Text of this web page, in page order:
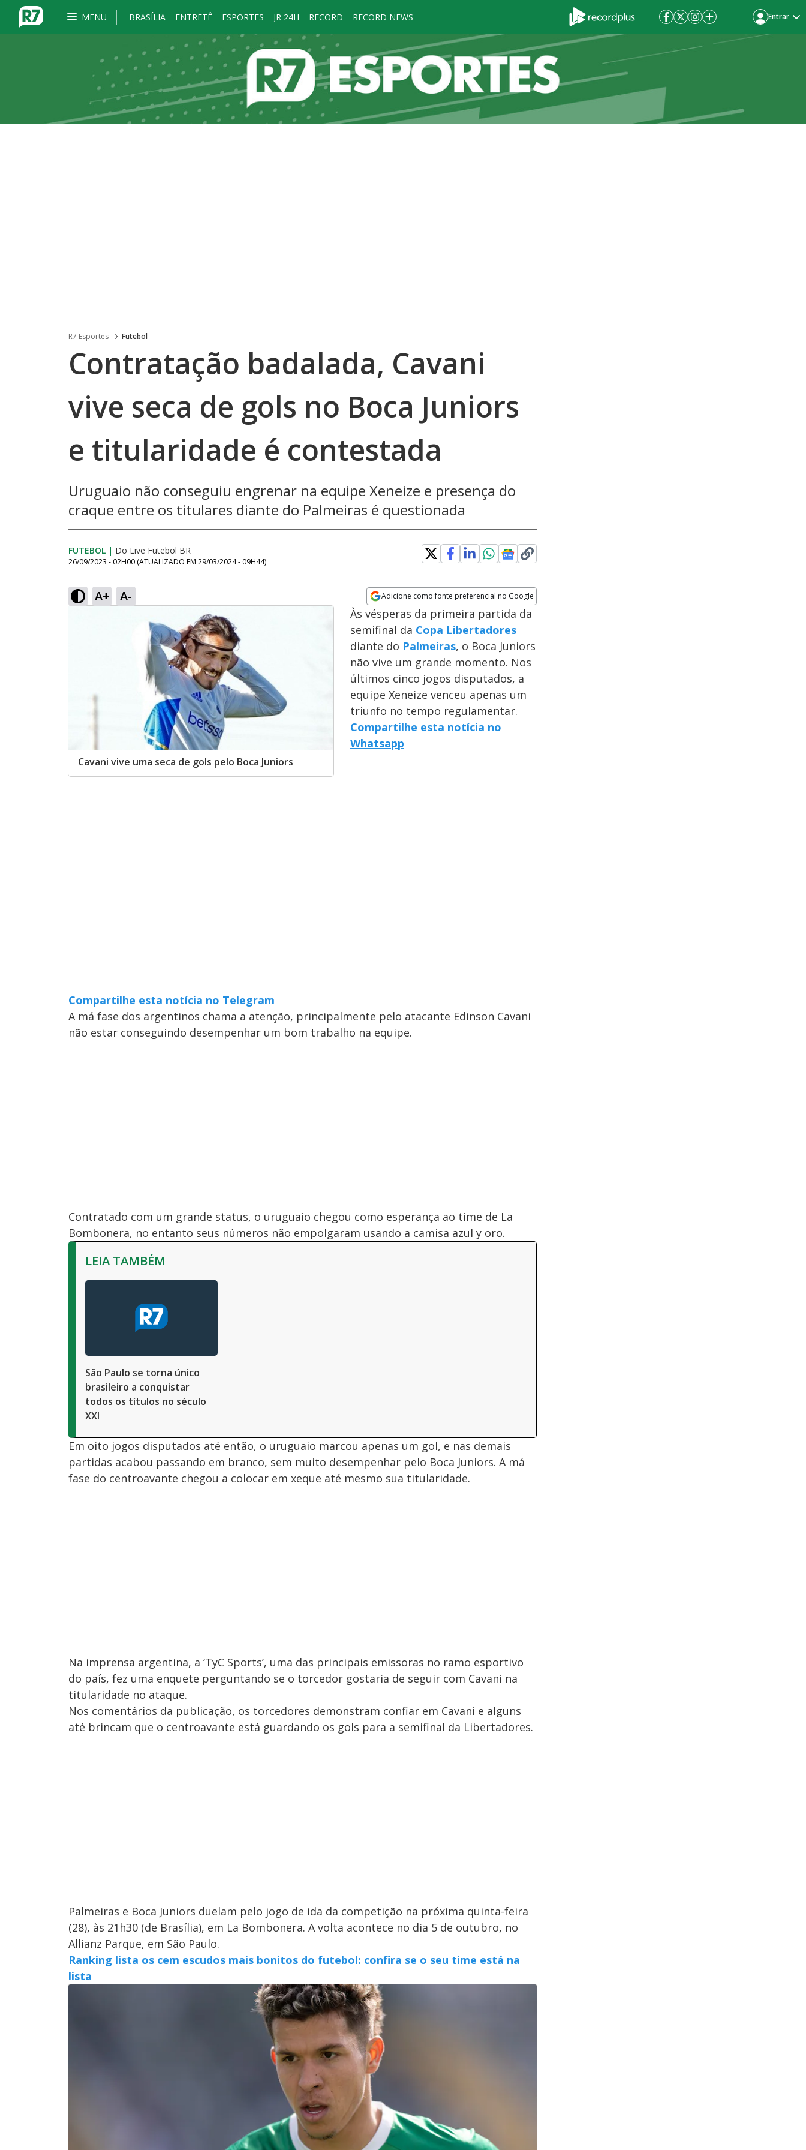
MENU BRASÍLIA ENTRETÊ ESPORTES JR 24H RECORD RECORD NEWS Entrar
R7 Esportes Futebol
Contratação badalada, Cavani
vive seca de gols no Boca Juniors
e titularidade é contestada
Uruguaio não conseguiu engrenar na equipe Xeneize e presença do
craque entre os titulares diante do Palmeiras é questionada
FUTEBOL | Do Live Futebol BR
26/09/2023 - 02H00 (ATUALIZADO EM 29/03/2024 - 09H44)
A+ A- Adicione como fonte preferencial no Google
Opens in new window
Cavani vive uma seca de gols pelo Boca Juniors
Às vésperas da primeira partida da
semifinal da Copa Libertadores
diante do Palmeiras, o Boca Juniors
não vive um grande momento. Nos
últimos cinco jogos disputados, a
equipe Xeneize venceu apenas um
triunfo no tempo regulamentar.
Compartilhe esta notícia no
Whatsapp
Compartilhe esta notícia no Telegram
A má fase dos argentinos chama a atenção, principalmente pelo atacante Edinson Cavani
não estar conseguindo desempenhar um bom trabalho na equipe.
Contratado com um grande status, o uruguaio chegou como esperança ao time de La
Bombonera, no entanto seus números não empolgaram usando a camisa azul y oro.
LEIA TAMBÉM
São Paulo se torna único
brasileiro a conquistar
todos os títulos no século
XXI
Em oito jogos disputados até então, o uruguaio marcou apenas um gol, e nas demais
partidas acabou passando em branco, sem muito desempenhar pelo Boca Juniors. A má
fase do centroavante chegou a colocar em xeque até mesmo sua titularidade.
Na imprensa argentina, a ‘TyC Sports’, uma das principais emissoras no ramo esportivo
do país, fez uma enquete perguntando se o torcedor gostaria de seguir com Cavani na
titularidade no ataque.
Nos comentários da publicação, os torcedores demonstram confiar em Cavani e alguns
até brincam que o centroavante está guardando os gols para a semifinal da Libertadores.
Palmeiras e Boca Juniors duelam pelo jogo de ida da competição na próxima quinta-feira
(28), às 21h30 (de Brasília), em La Bombonera. A volta acontece no dia 5 de outubro, no
Allianz Parque, em São Paulo.
Ranking lista os cem escudos mais bonitos do futebol: confira se o seu time está na
lista